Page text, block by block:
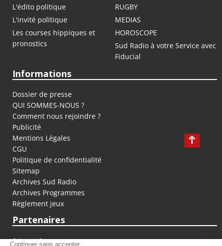
L'édito politique
RUGBY
L'invité politique
MEDIAS
Les courses hippiques et
pronostics
HOROSCOPE
Sud Radio à votre Service avec
Fiducial
Informations
Dossier de presse
QUI SOMMES-NOUS ?
Comment nous rejoindre ?
Publicité
Mentions Légales
CGU
Politique de confidentialité
Sitemap
Archives Sud Radio
Archives Programmes
Règlement jeux
Partenaires
fiducial.fr